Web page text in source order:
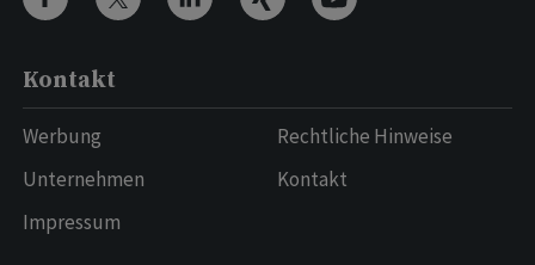
Kontakt
Werbung
Unternehmen
Impressum
Rechtliche Hinweise
Kontakt